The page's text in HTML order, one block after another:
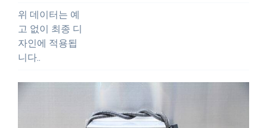
위 데이터는 예
고 없이 최종 디
자인에 적용됩
니다..